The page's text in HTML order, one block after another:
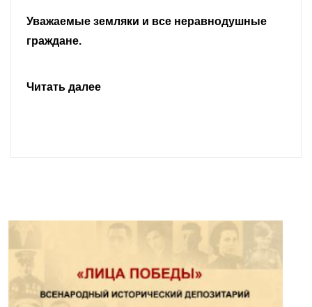
Уважаемые земляки и все неравнодушные
граждане.
Читать далее